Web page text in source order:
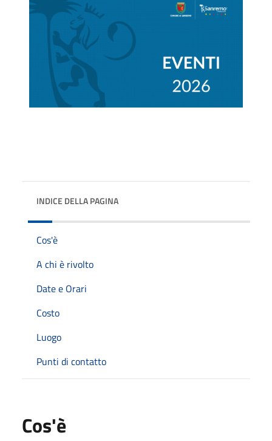
INDICE DELLA PAGINA
Cos'è
A chi è rivolto
Date e Orari
Costo
Luogo
Punti di contatto
Cos'è